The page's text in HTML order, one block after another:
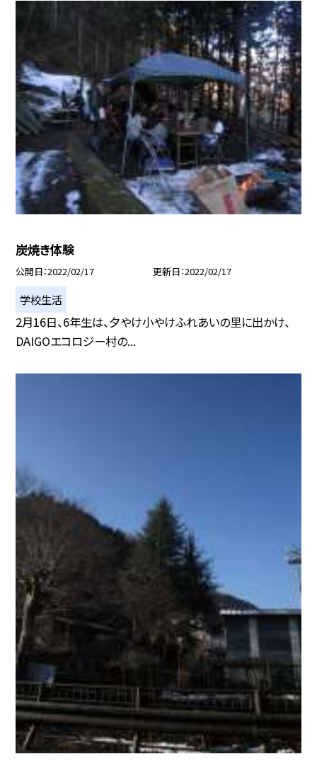
炭焼き体験
公開日 2022/02/17 更新日 2022/02/17
学校生活
2月16日、6年生は、夕やけ小やけふれあいの里に出かけ、
DAIGOエコロジー村の...